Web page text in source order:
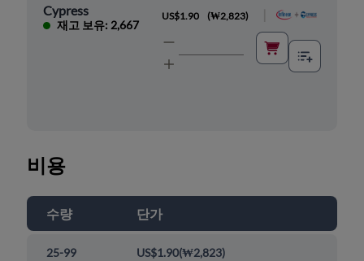
Cypress
재고 보유: 2,667
US$1.90 (₩2,823)
비용
수량 단가
25-99 US$1.90(₩2,823)